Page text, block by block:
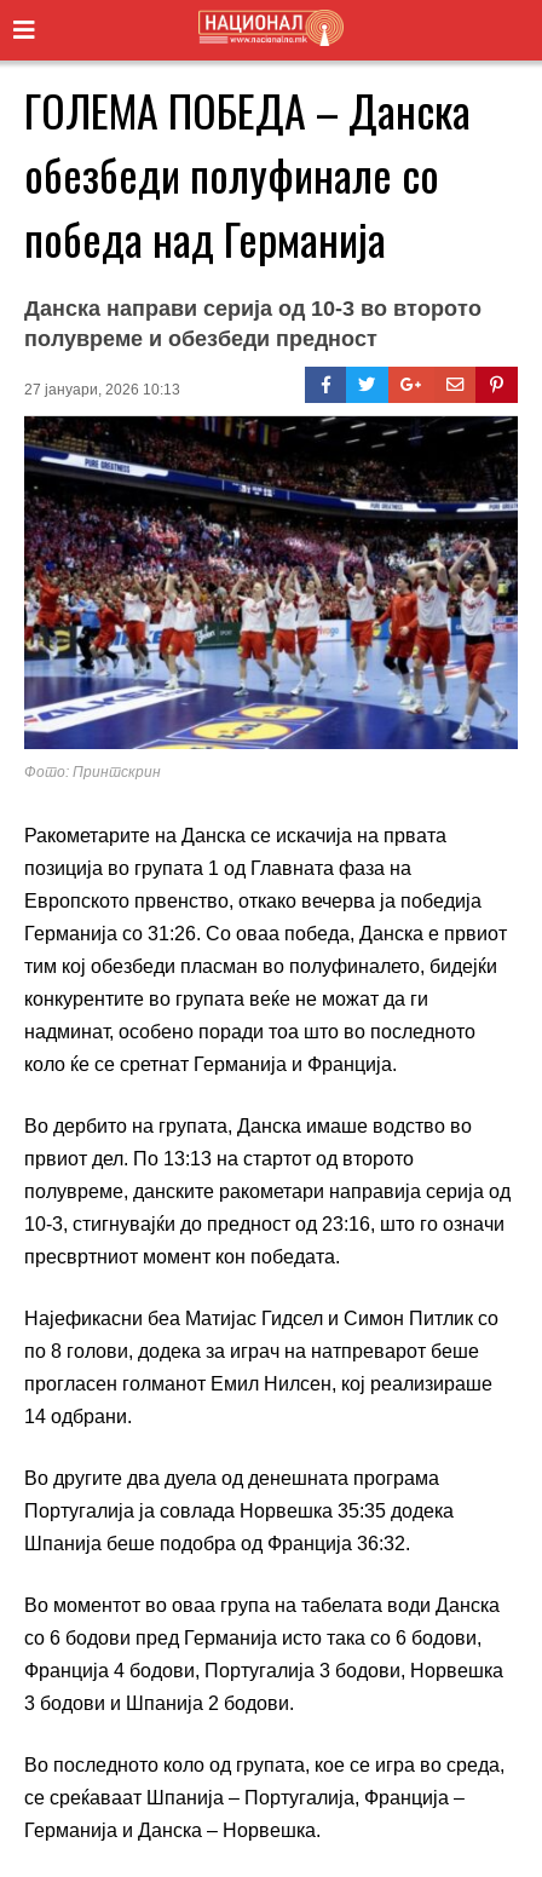
ГОЛЕМА ПОБЕДА – Данска
обезбеди полуфинале со
победа над Германија
Данска направи серија од 10-3 во второто
полувреме и обезбеди предност
27 јануари, 2026 10:13
Фото: Принтскрин
Ракометарите на Данска се искачија на првата
позиција во групата 1 од Главната фаза на
Европското првенство, откако вечерва ја победија
Германија со 31:26. Со оваа победа, Данска е првиот
тим кој обезбеди пласман во полуфиналето, бидејќи
конкурентите во групата веќе не можат да ги
надминат, особено поради тоа што во последното
коло ќе се сретнат Германија и Франција.
Во дербито на групата, Данска имаше водство во
првиот дел. По 13:13 на стартот од второто
полувреме, данските ракометари направија серија од
10-3, стигнувајќи до предност од 23:16, што го означи
пресвртниот момент кон победата.
Најефикасни беа Матијас Гидсел и Симон Питлик со
по 8 голови, додека за играч на натпреварот беше
прогласен голманот Емил Нилсен, кој реализираше
14 одбрани.
Во другите два дуела од денешната програма
Португалија ја совлада Норвешка 35:35 додека
Шпанија беше подобра од Франција 36:32.
Во моментот во оваа група на табелата води Данска
со 6 бодови пред Германија исто така со 6 бодови,
Франција 4 бодови, Португалија 3 бодови, Норвешка
3 бодови и Шпанија 2 бодови.
Во последното коло од групата, кое се игра во среда,
се среќаваат Шпанија – Португалија, Франција –
Германија и Данска – Норвешка.